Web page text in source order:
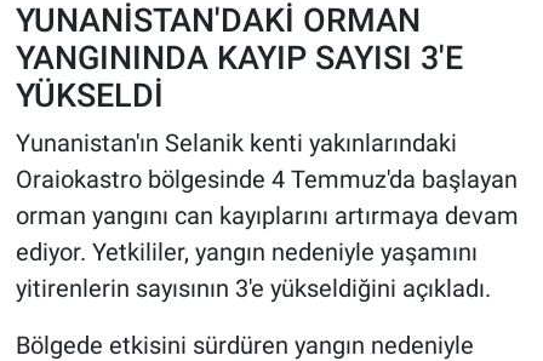
YUNANİSTAN'DAKİ ORMAN
YANGININDA KAYIP SAYISI 3'E
YÜKSELDİ
Yunanistan'ın Selanik kenti yakınlarındaki
Oraiokastro bölgesinde 4 Temmuz'da başlayan
orman yangını can kayıplarını artırmaya devam
ediyor. Yetkililer, yangın nedeniyle yaşamını
yitirenlerin sayısının 3'e yükseldiğini açıkladı.
Bölgede etkisini sürdüren yangın nedeniyle
HABERDE İNSAN
POLİTİKA
SPOR
MAGAZİN
Bilim, Teknoloji